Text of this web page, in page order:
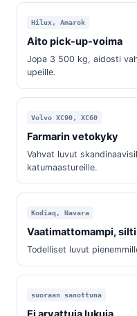
Hilux, Amarok
Aito pick-up-voima
Jopa 3 500 kg, aidosti
upeille.
Volvo XC90, XC60
Farmarin vetokyky
Vahvat luvut
katumaastureille.
Kodiaq, Navara
Vaatimattomampi,
Todelliset luvut
suoraan sanottuna